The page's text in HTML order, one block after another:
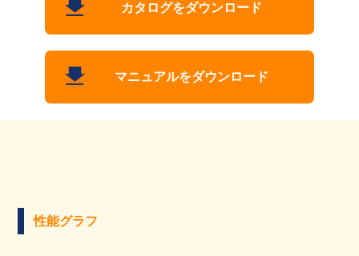
カタログをダウンロード
マニュアルをダウンロード
性能グラフ